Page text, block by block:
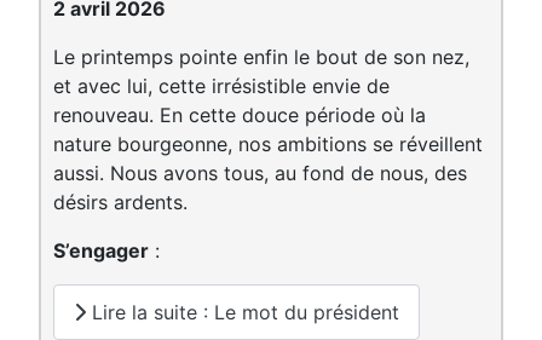
2 avril 2026
Le printemps pointe enfin le bout de son nez,
et avec lui, cette irrésistible envie de
renouveau. En cette douce période où la
nature bourgeonne, nos ambitions se réveillent
aussi. Nous avons tous, au fond de nous, des
désirs ardents.
S’engager :
Lire la suite : Le mot du président